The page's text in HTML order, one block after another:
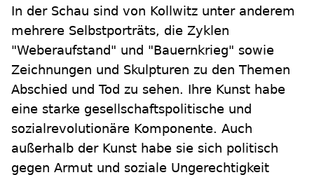
In der Schau sind von Kollwitz unter anderem
mehrere Selbstporträts, die Zyklen
"Weberaufstand" und "Bauernkrieg" sowie
Zeichnungen und Skulpturen zu den Themen
Abschied und Tod zu sehen. Ihre Kunst habe
eine starke gesellschaftspolitische und
sozialrevolutionäre Komponente. Auch
außerhalb der Kunst habe sie sich politisch
gegen Armut und soziale Ungerechtigkeit